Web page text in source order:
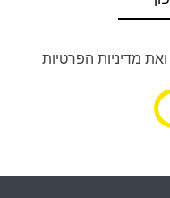
ואת מדיניות הפרטיות